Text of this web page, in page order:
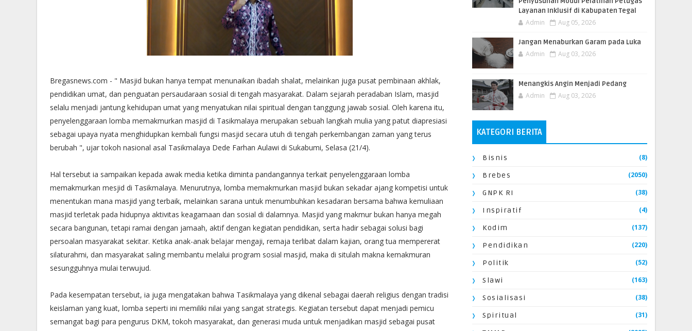
Bregasnews.com - " Masjid bukan hanya tempat menunaikan ibadah shalat, melainkan juga pusat pembinaan akhlak,
pendidikan umat, dan penguatan persaudaraan sosial di tengah masyarakat. Dalam sejarah peradaban Islam, masjid
selalu menjadi jantung kehidupan umat yang menyatukan nilai spiritual dengan tanggung jawab sosial. Oleh karena itu,
penyelenggaraan lomba memakmurkan masjid di Tasikmalaya merupakan sebuah langkah mulia yang patut diapresiasi
sebagai upaya nyata menghidupkan kembali fungsi masjid secara utuh di tengah perkembangan zaman yang terus
berubah ", ujar tokoh nasional asal Tasikmalaya Dede Farhan Aulawi di Sukabumi, Selasa (21/4).
Hal tersebut ia sampaikan kepada awak media ketika diminta pandangannya terkait penyelenggaraan lomba
memakmurkan mesjid di Tasikmalaya. Menurutnya, lomba memakmurkan masjid bukan sekadar ajang kompetisi untuk
menentukan mana masjid yang terbaik, melainkan sarana untuk menumbuhkan kesadaran bersama bahwa kemuliaan
masjid terletak pada hidupnya aktivitas keagamaan dan sosial di dalamnya. Masjid yang makmur bukan hanya megah
secara bangunan, tetapi ramai dengan jamaah, aktif dengan kegiatan pendidikan, serta hadir sebagai solusi bagi
persoalan masyarakat sekitar. Ketika anak-anak belajar mengaji, remaja terlibat dalam kajian, orang tua mempererat
silaturahmi, dan masyarakat saling membantu melalui program sosial masjid, maka di situlah makna kemakmuran
sesungguhnya mulai terwujud.
Pada kesempatan tersebut, ia juga mengatakan bahwa Tasikmalaya yang dikenal sebagai daerah religius dengan tradisi
keislaman yang kuat, lomba seperti ini memiliki nilai yang sangat strategis. Kegiatan tersebut dapat menjadi pemicu
semangat bagi para pengurus DKM, tokoh masyarakat, dan generasi muda untuk menjadikan masjid sebagai pusat
Layanan Inklusif di Kabupaten Tegal
Admin Aug 05, 2026
Jangan Menaburkan Garam pada Luka
Admin Aug 03, 2026
Menangkis Angin Menjadi Pedang
Admin Aug 03, 2026
KATEGORI BERITA
Bisnis (8)
Brebes (2050)
GNPK RI (38)
Inspiratif (4)
Kodim (137)
Pendidikan (220)
Politik (52)
Slawi (163)
Sosialisasi (38)
Spiritual (31)